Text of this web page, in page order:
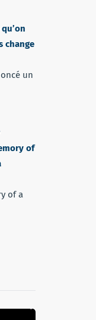
change
un
of
of a